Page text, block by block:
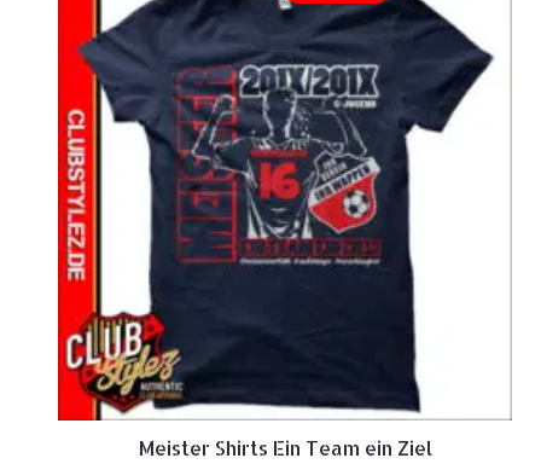
Meister Shirts Ein Team ein Ziel